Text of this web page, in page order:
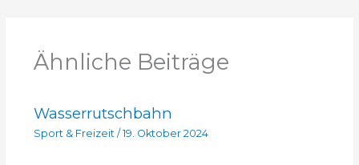
Ähnliche Beiträge
Wasserrutschbahn
Sport & Freizeit/ 19. Oktober 2024